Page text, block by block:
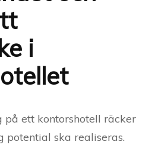
i
på ett kontorshotell räcker
potential ska realiseras.